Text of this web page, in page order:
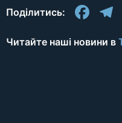
Поділитись:
Читайте наші новини в